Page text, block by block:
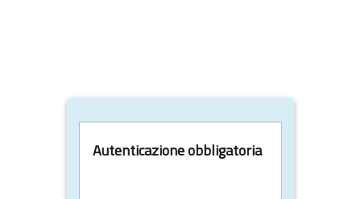
Autenticazione obbligatoria